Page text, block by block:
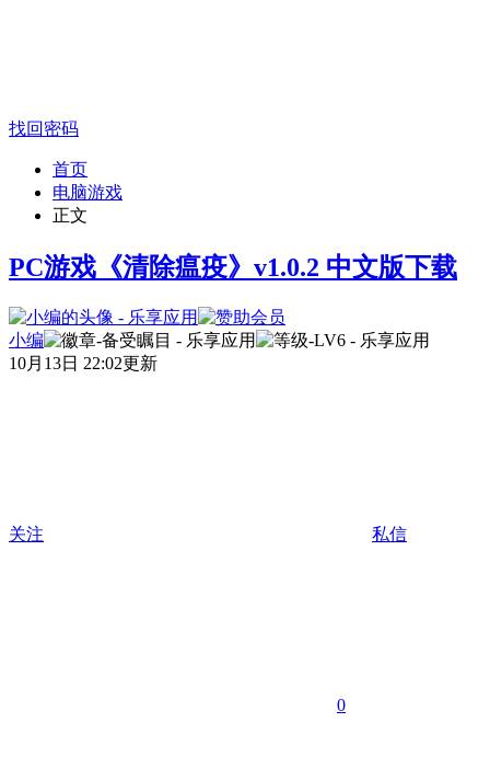
找回密码
首页
电脑游戏
正文
PC游戏《清除瘟疫》v1.0.2 中文版下载
小编
10月13日 22:02更新
关注 私信
0